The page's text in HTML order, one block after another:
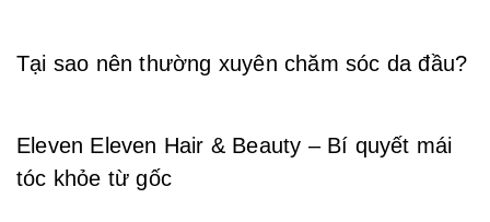
Tại sao nên thường xuyên chăm sóc da đầu?
Eleven Eleven Hair & Beauty – Bí quyết mái
tóc khỏe từ gốc